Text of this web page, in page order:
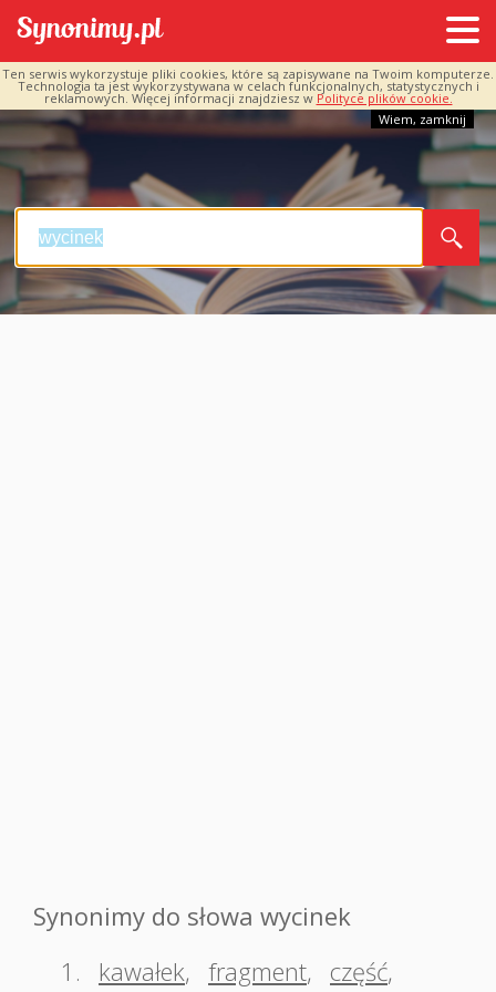
Ten serwis wykorzystuje pliki cookies, które są zapisywane na Twoim komputerze.
Technologia ta jest wykorzystywana w celach funkcjonalnych, statystycznych i
reklamowych. Więcej informacji znajdziesz w Polityce plików cookie.
Wiem, zamknij
Synonimy do słowa wycinek
1.
kawałek, fragment, część,